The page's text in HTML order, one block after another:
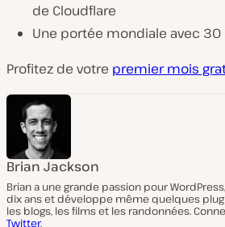
de Cloudflare
Une portée mondiale avec
Profitez de votre premier mois
Brian Jackson
Brian a une grande passion pour
dix ans et développe même quelques
les blogs, les films et les randonnées.
Twitter.